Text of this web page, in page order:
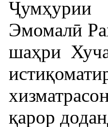
Эмомалӣ
шаҳри
қарор